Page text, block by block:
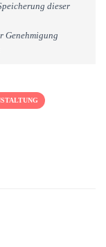
dieser
Genehmigung